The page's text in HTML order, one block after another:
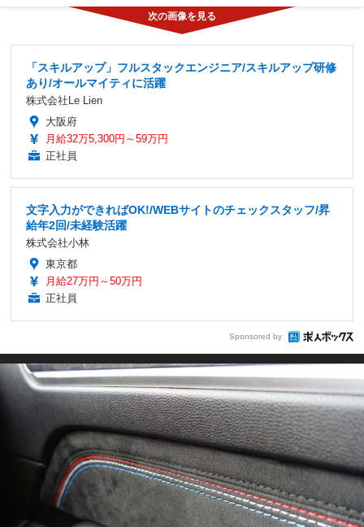
「スキルアップ」フルスタックエンジニア/スキルアップ研修
あり/オールマイティに活躍
株式会社Le Lien
大阪府
月給32万5,300円～59万円
正社員
文字入力ができればOK!/WEBサイトのチェックスタッフ/昇
給年2回/未経験活躍
株式会社小林
東京都
月給27万円～50万円
正社員
Sponsored by